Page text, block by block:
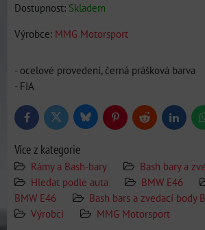
Dostupnost: Skladem
Výrobce: MMG Motorsport
- ocelové provedení, černá prášková barva
- FIA
FacebookTwitter BlueskyPinterestReddit
Více z kategorie
Rámy a Bash-bary
Bash bary a
Hledat podle auta
BMW E46
BMW E46
Bash bars a zvedací body
Výrobci
MMG Motorsport